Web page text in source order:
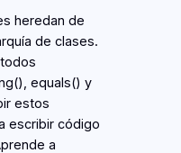
heredan de
de clases.
equals() y
estos
escribir código
a